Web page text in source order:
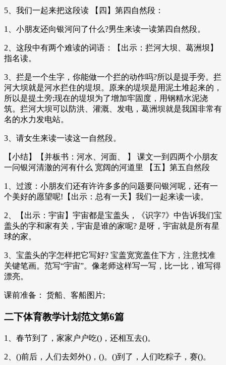
5、我们一起来把这段读 【四】第四自然段：
1、小朋友还向银河问了什么?男生来读一读第四自然段。
2、这段中有两个难读的词语：【出示：拦河大坝、葛洲坝】
指名读。
3、拦是一个生字，你能做一个拦的动作吗?所以是提手旁。拦
河大坝就是河水拦住的堤坝。原来的堤坝是用泥土堆起来的，
所以是提土旁;现在的堤坝为了增加牢固度，用钢精水泥浇
筑。拦河大坝可以防洪、灌溉、发电，葛洲坝就是我国非常有
名的水力发电站。
3、请女生来读一读这一自然段。
【小结】【并板书：河水、河面、 】 课文一到四两个小朋友
一问银河清澈的河有什么 宽阔的河道里 【五】第五自然段
1、过渡：小朋友们还有许许多多的问题要问银河呢，还有一
个美好的愿望呢!【出示：总有一天】我们一起来读一读。
2、【出示：宇宙】宇宙都是宝盖头，《识字7》中告诉我们宝
盖头的字和家有关，宇宙是谁的家呢? 是呀，宇宙就是所有星
球的家。
3、宝盖头的字怎样把它写好? 宝盖宽宽盖住下方，注意找准
关键笔画。范写“宇宙”。像老师这样写一写，比一比，谁写得
漂亮。
课前准备： 货船、客船图片;
二下体育教学计划范文第6篇
1、春节到了，家家户户吃()，还相互去()。
2、()前后，人们去郊外()，()。()到了，人们吃粽子，赛()。